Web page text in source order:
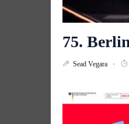
75.
Sead Vegara